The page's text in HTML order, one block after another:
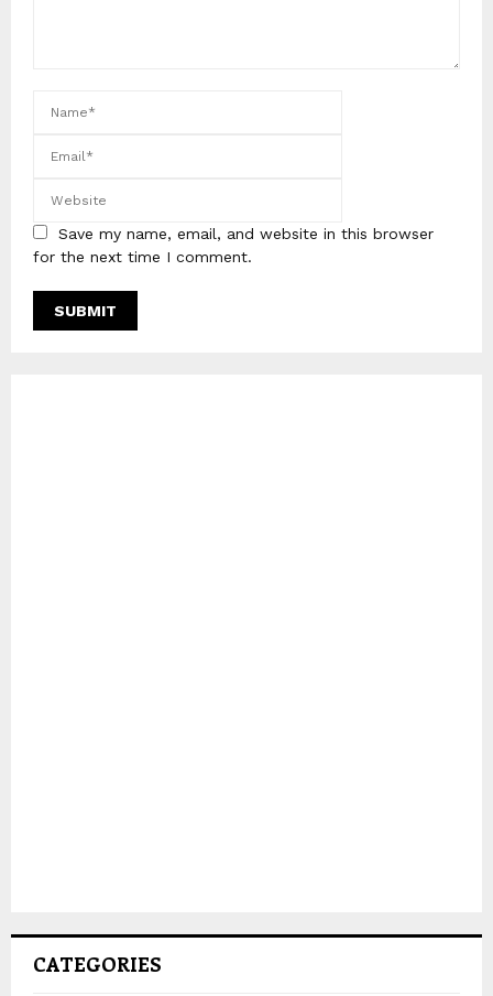
Save my name, email, and website in this browser
for the next time I comment.
CATEGORIES